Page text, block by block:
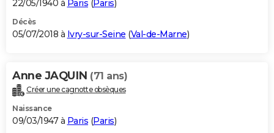
22/05/1940 à Paris (Paris)
Décès
05/07/2018 à Ivry-sur-Seine (Val-de-Marne)
Anne JAQUIN (71 ans)
Créer une cagnotte obsèques
Naissance
09/03/1947 à Paris (Paris)